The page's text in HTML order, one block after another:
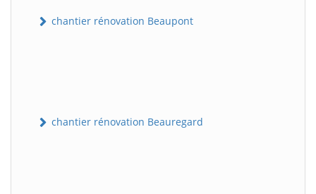
chantier rénovation Beaupont
chantier rénovation Beauregard